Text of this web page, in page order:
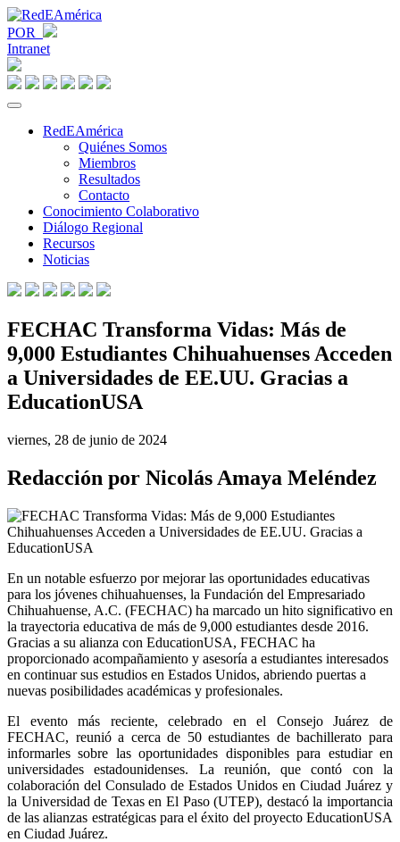
POR
Intranet
RedEAmérica
Quiénes Somos
Miembros
Resultados
Contacto
Conocimiento Colaborativo
Diálogo Regional
Recursos
Noticias
FECHAC Transforma Vidas: Más de
9,000 Estudiantes Chihuahuenses Acceden
a Universidades de EE.UU. Gracias a
EducationUSA
viernes, 28 de junio de 2024
Redacción por Nicolás Amaya Meléndez
En un notable esfuerzo por mejorar las oportunidades educativas
para los jóvenes chihuahuenses, la Fundación del Empresariado
Chihuahuense, A.C. (FECHAC) ha marcado un hito significativo en
la trayectoria educativa de más de 9,000 estudiantes desde 2016.
Gracias a su alianza con EducationUSA, FECHAC ha
proporcionado acompañamiento y asesoría a estudiantes interesados
en continuar sus estudios en Estados Unidos, abriendo puertas a
nuevas posibilidades académicas y profesionales.
El evento más reciente, celebrado en el Consejo Juárez de
FECHAC, reunió a cerca de 50 estudiantes de bachillerato para
informarles sobre las oportunidades disponibles para estudiar en
universidades estadounidenses. La reunión, que contó con la
colaboración del Consulado de Estados Unidos en Ciudad Juárez y
la Universidad de Texas en El Paso (UTEP), destacó la importancia
de las alianzas estratégicas para el éxito del proyecto EducationUSA
en Ciudad Juárez.